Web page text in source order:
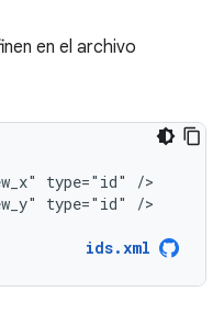
en el archivo
type="id"
type="id"
/>
ids.xml